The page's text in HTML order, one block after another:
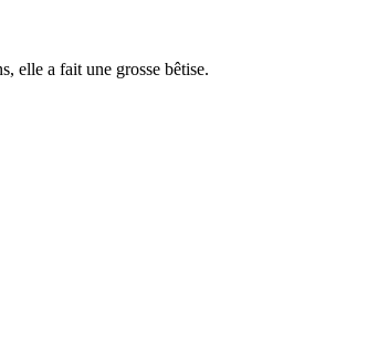
elle a fait une grosse bêtise.